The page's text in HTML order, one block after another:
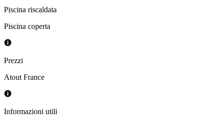
Piscina riscaldata
Piscina coperta
Prezzi
Atout France
Informazioni utili